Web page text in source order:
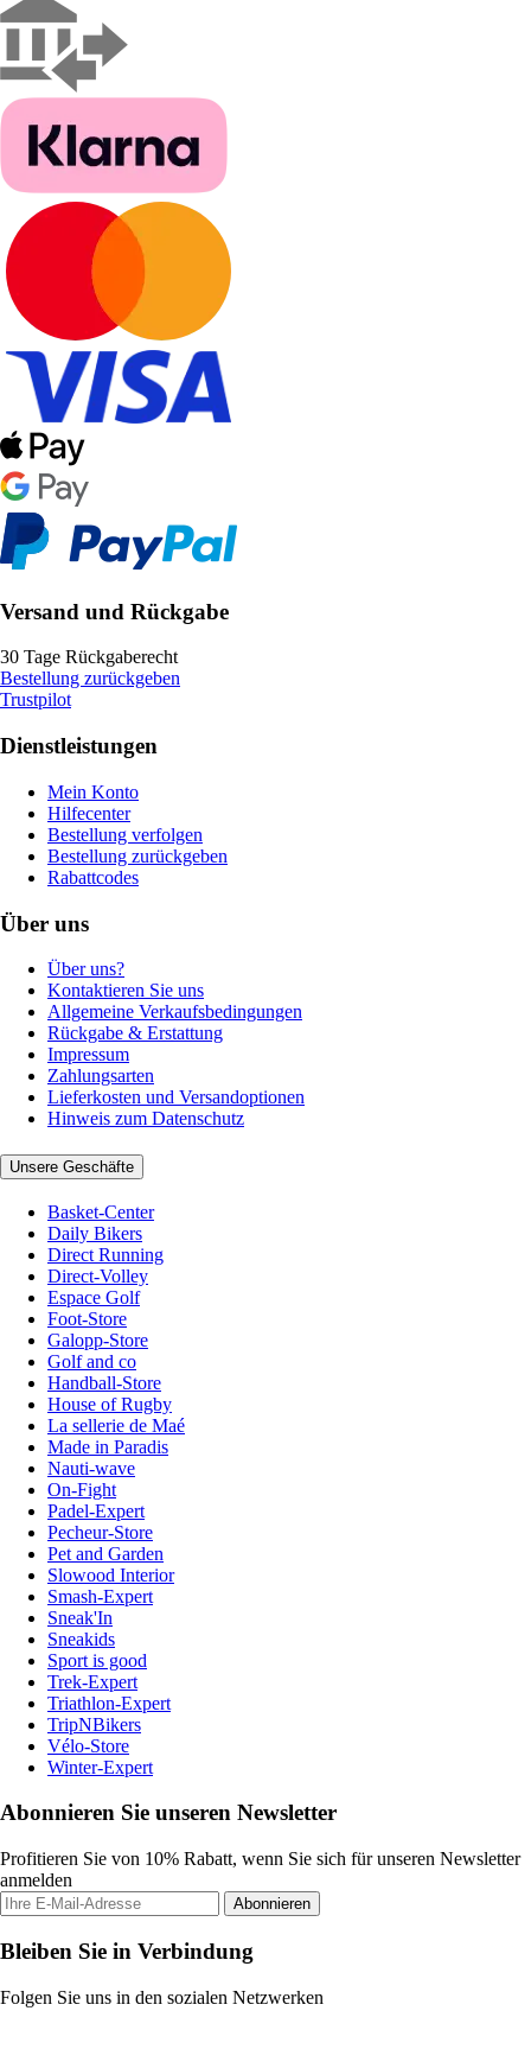
Versand und Rückgabe
30 Tage Rückgaberecht
Bestellung zurückgeben
Trustpilot
Dienstleistungen
Mein Konto
Hilfecenter
Bestellung verfolgen
Bestellung zurückgeben
Rabattcodes
Über uns
Über uns?
Kontaktieren Sie uns
Allgemeine Verkaufsbedingungen
Rückgabe & Erstattung
Impressum
Zahlungsarten
Lieferkosten und Versandoptionen
Hinweis zum Datenschutz
Unsere Geschäfte
Basket-Center
Daily Bikers
Direct Running
Direct-Volley
Espace Golf
Foot-Store
Galopp-Store
Golf and co
Handball-Store
House of Rugby
La sellerie de Maé
Made in Paradis
Nauti-wave
On-Fight
Padel-Expert
Pecheur-Store
Pet and Garden
Slowood Interior
Smash-Expert
Sneak'In
Sneakids
Sport is good
Trek-Expert
Triathlon-Expert
TripNBikers
Vélo-Store
Winter-Expert
Abonnieren Sie unseren Newsletter
Profitieren Sie von 10% Rabatt, wenn Sie sich für unseren Newsletter
anmelden
Abonnieren
Bleiben Sie in Verbindung
Folgen Sie uns in den sozialen Netzwerken